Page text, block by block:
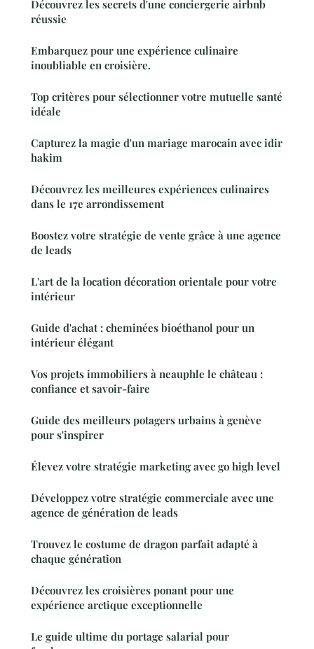
Découvrez les secrets d'une conciergerie airbnb
réussie
Embarquez pour une expérience culinaire
inoubliable en croisière.
Top critères pour sélectionner votre mutuelle santé
idéale
Capturez la magie d'un mariage marocain avec idir
hakim
Découvrez les meilleures expériences culinaires
dans le 17e arrondissement
Boostez votre stratégie de vente grâce à une agence
de leads
L'art de la location décoration orientale pour votre
intérieur
Guide d'achat : cheminées bioéthanol pour un
intérieur élégant
Vos projets immobiliers à neauphle le château :
confiance et savoir-faire
Guide des meilleurs potagers urbains à genève
pour s'inspirer
Élevez votre stratégie marketing avec go high level
Développez votre stratégie commerciale avec une
agence de génération de leads
Trouvez le costume de dragon parfait adapté à
chaque génération
Découvrez les croisières ponant pour une
expérience arctique exceptionnelle
Le guide ultime du portage salarial pour